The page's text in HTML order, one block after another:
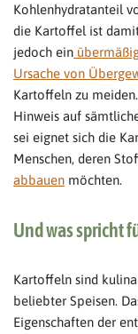
Kohlenhydratanteil
die Kartoffel ist
jedoch ein
Ursache von
Kartoffeln zu
Hinweis auf
sei eignet sich die
Menschen, deren
abbauen möchten.
Und was spricht
Kartoffeln sind
beliebter Speisen.
Eigenschaften der